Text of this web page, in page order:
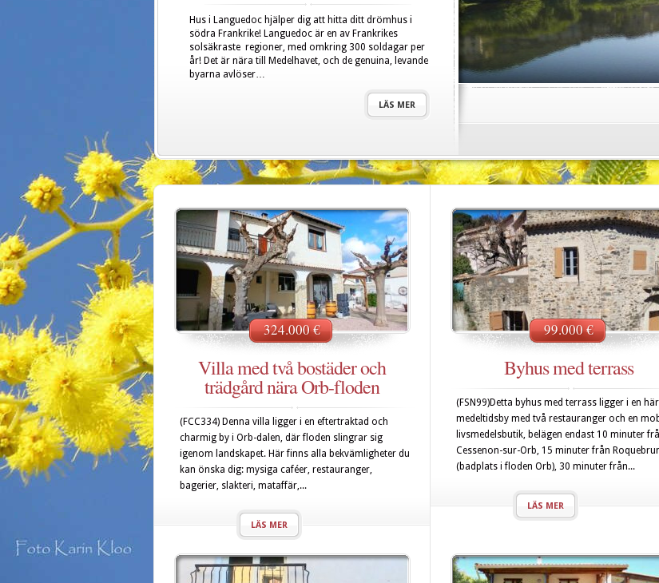
Hus i Languedoc hjälper dig att hitta ditt drömhus i
södra Frankrike! Languedoc är en av Frankrikes
solsäkraste regioner, med omkring 300 soldagar per
år! Det är nära till Medelhavet, och de genuina, levande
byarna avlöser…
LÄS MER
324.000 €
Villa med två bostäder och
trädgård nära Orb-floden
(FCC334) Denna villa ligger i en eftertraktad och
charmig by i Orb-dalen, där floden slingrar sig
igenom landskapet. Här finns alla bekvämligheter du
kan önska dig: mysiga caféer, restauranger,
bagerier, slakteri, mataffär,...
LÄS MER
99.000 €
Byhus med terrass
(FSN99)Detta byhus med terrass ligger i en
medeltidsby med två restauranger och en
livsmedelsbutik, belägen endast 10 minuter
Cessenon-sur-Orb, 15 minuter från
(badplats i floden Orb), 30 minuter från...
LÄS MER